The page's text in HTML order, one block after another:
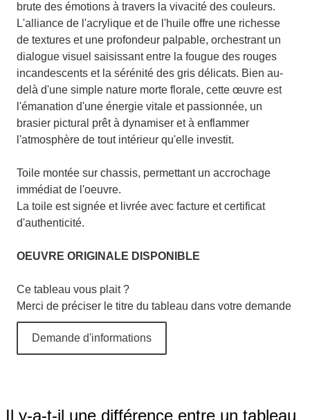
brute des émotions à travers la vivacité des couleurs.
L'alliance de l'acrylique et de l'huile offre une richesse
de textures et une profondeur palpable, orchestrant un
dialogue visuel saisissant entre la fougue des rouges
incandescents et la sérénité des gris délicats. Bien au-
delà d'une simple nature morte florale, cette œuvre est
l'émanation d'une énergie vitale et passionnée, un
brasier pictural prêt à dynamiser et à enflammer
l'atmosphère de tout intérieur qu'elle investit.
Toile montée sur chassis, permettant un accrochage
immédiat de l'oeuvre.
La toile est signée et livrée avec facture et certificat
d'authenticité.
OEUVRE ORIGINALE DISPONIBLE
Ce tableau vous plait ?
Merci de préciser le titre du tableau dans votre demande
Demande d'informations
Il y-a-t-il une différence entre un tableau